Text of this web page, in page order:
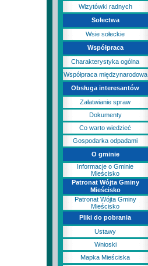
Wizytówki radnych
Sołectwa
Wsie sołeckie
Współpraca
Charakterystyka ogólna
Współpraca międzynarodowa
Obsługa interesantów
Załatwianie spraw
Dokumenty
Co warto wiedzieć
Gospodarka odpadami
O gminie
Informacje o Gminie
Mieścisko
Patronat Wójta Gminy
Mieścisko
Patronat Wójta Gminy
Mieścisko
Pliki do pobrania
Ustawy
Wnioski
Mapka Mieściska